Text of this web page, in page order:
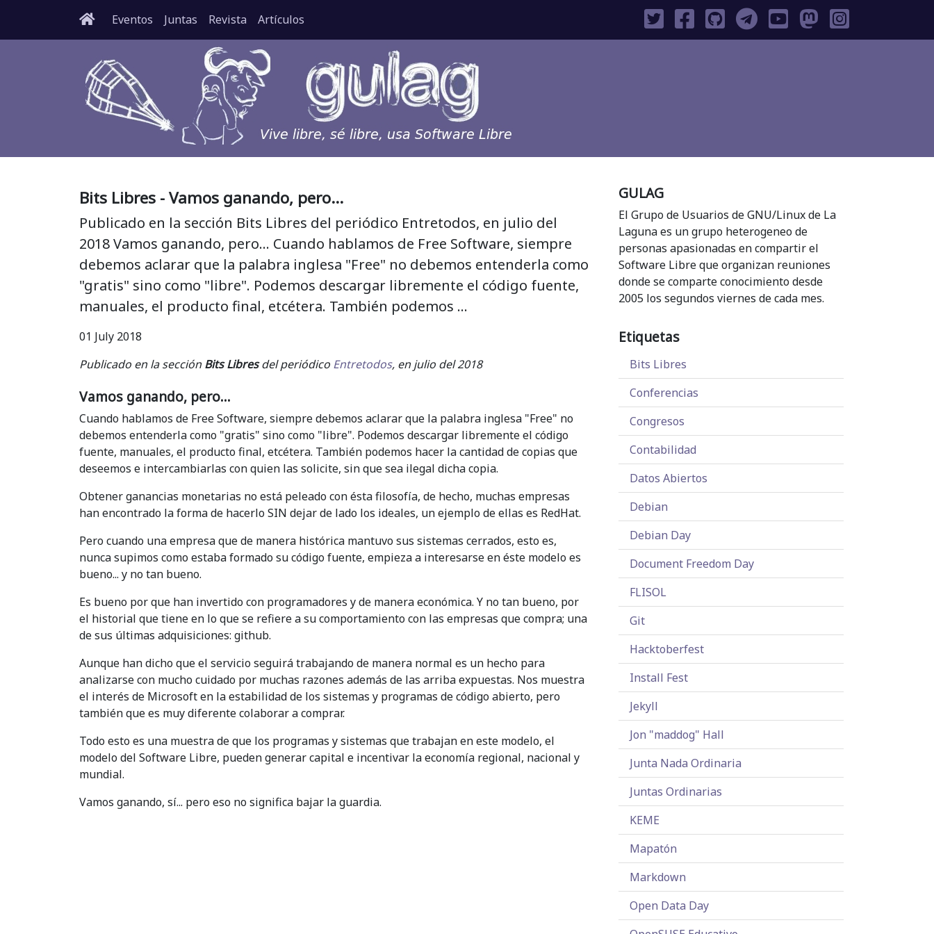
Eventos Juntas Revista Artículos
Bits Libres - Vamos ganando, pero...
Publicado en la sección Bits Libres del periódico Entretodos, en julio del
2018 Vamos ganando, pero... Cuando hablamos de Free Software, siempre
debemos aclarar que la palabra inglesa "Free" no debemos entenderla como
"gratis" sino como "libre". Podemos descargar libremente el código fuente,
manuales, el producto final, etcétera. También podemos …
01 July 2018
Publicado en la secciónBits Libresdel periódico Entretodos, en julio del 2018
Vamos ganando, pero...
Cuando hablamos de Free Software, siempre debemos aclarar que la palabra inglesa "Free" no
debemos entenderla como "gratis" sino como "libre". Podemos descargar libremente el código
fuente, manuales, el producto final, etcétera. También podemos hacer la cantidad de copias que
deseemos e intercambiarlas con quien las solicite, sin que sea ilegal dicha copia.
Obtener ganancias monetarias no está peleado con ésta filosofía, de hecho, muchas empresas
han encontrado la forma de hacerlo SIN dejar de lado los ideales, un ejemplo de ellas es RedHat.
Pero cuando una empresa que de manera histórica mantuvo sus sistemas cerrados, esto es,
nunca supimos como estaba formado su código fuente, empieza a interesarse en éste modelo es
bueno... y no tan bueno.
Es bueno por que han invertido con programadores y de manera económica. Y no tan bueno, por
el historial que tiene en lo que se refiere a su comportamiento con las empresas que compra; una
de sus últimas adquisiciones: github.
Aunque han dicho que el servicio seguirá trabajando de manera normal es un hecho para
analizarse con mucho cuidado por muchas razones además de las arriba expuestas. Nos muestra
el interés de Microsoft en la estabilidad de los sistemas y programas de código abierto, pero
también que es muy diferente colaborar a comprar.
Todo esto es una muestra de que los programas y sistemas que trabajan en este modelo, el
modelo del Software Libre, pueden generar capital e incentivar la economía regional, nacional y
mundial.
Vamos ganando, sí... pero eso no significa bajar la guardia.
GULAG
El Grupo de Usuarios de GNU/Linux de La
Laguna es un grupo heterogeneo de
personas apasionadas en compartir el
Software Libre que organizan reuniones
donde se comparte conocimiento desde
2005 los segundos viernes de cada mes.
Etiquetas
Bits Libres
Conferencias
Congresos
Contabilidad
Datos Abiertos
Debian
Debian Day
Document Freedom Day
FLISOL
Git
Hacktoberfest
Install Fest
Jekyll
Jon "maddog" Hall
Junta Nada Ordinaria
Juntas Ordinarias
KEME
Mapatón
Markdown
Open Data Day